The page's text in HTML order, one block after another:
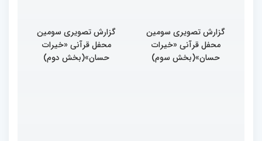
گزارش تصویری سومین
محفل قرآنی «خیرات
حسان»(بخش سوم)
گزارش تصویری سومین
محفل قرآنی «خیرات
حسان»(بخش دوم)